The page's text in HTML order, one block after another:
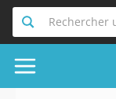
Rechercher